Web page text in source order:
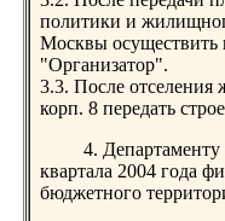
политики и
Москвы
"Организатор".
3.3. После отселения
корп. 8 передать
4.
квартала 2004 года
бюджетного